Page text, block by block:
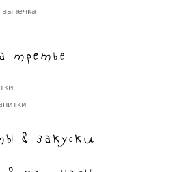
выпечка
третье
& закуски